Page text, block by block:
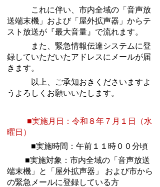
これに伴い、市内全域の「音声放
送端末機」および「屋外拡声器」からテ
スト放送が『最大音量』で流れます。
また、緊急情報伝達システムに登
録していただいたアドレスにメールが届
きます。
以上、ご承知おきくださいますよ
うよろしくお願いいたします。
■実施月日：令和８年７ 月１日（水
曜日）
■実施時間：午前１１時００分頃
■実施対象：市内全域の「音声放送
端末機」と「屋外拡声器」 および市から
の緊急メールに登録している方